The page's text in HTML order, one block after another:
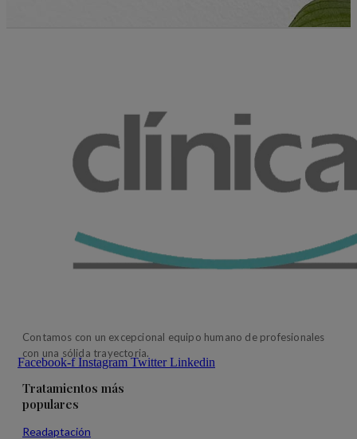
Contamos con un excepcional equipo humano de profesionales
con una sólida trayectoria.
Facebook-f Instagram Twitter Linkedin
Tratamientos más
populares
Readaptación